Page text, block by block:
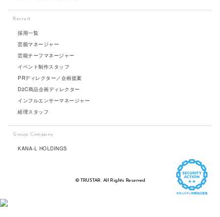
Recruit
採用一覧
芸能マネージャー
芸能チーフマネージャー
イベント制作スタッフ
PRディレクター／企画提案
D2C商品企画ディレクター
インフルエンサーマネージャー
経理スタッフ
Group Company
KANA-L HOLDINGS
© TRUSTAR. All Rights Reserved